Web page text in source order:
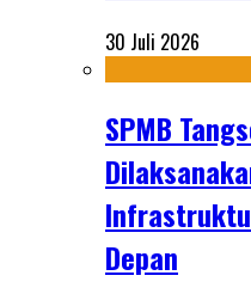
30 Juli 2026
SPMB
Depan